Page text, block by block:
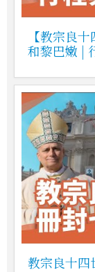
【教宗良
和黎巴嫩 |
教宗良十四